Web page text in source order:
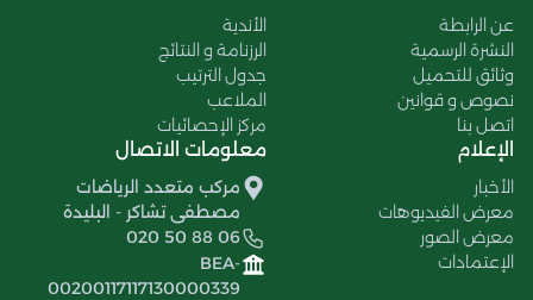
عن الرابطة
النشرة الرسمية
وثائق للتحميل
نصوص و قوانين
اتصل بنا
الأندية
الرزنامة و النتائج
جدول الترتيب
الملاعب
مركز الإحصائيات
الإعلام
الأخبار
معرض الفيديوهات
معرض الصور
الإعتمادات
معلومات الاتصال
مركب متعدد الرياضات
مصطفى تشاكر - البليدة
020 50 88 06
BEA-
00200117117130000339